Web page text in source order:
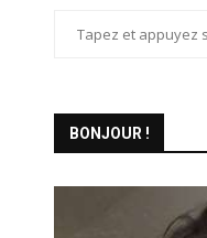
BONJOUR !